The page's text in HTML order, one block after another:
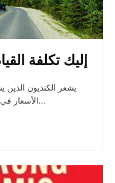
إليك تكلفة
الأسعار في المضخات. كأمة، نحب السفر في بلدنا....